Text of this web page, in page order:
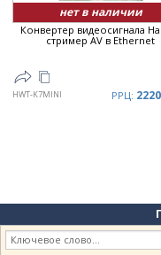
нет в наличии
Конвертер видеосигнала
стример AV в Ethernet
HWT-K7MINI РРЦ: